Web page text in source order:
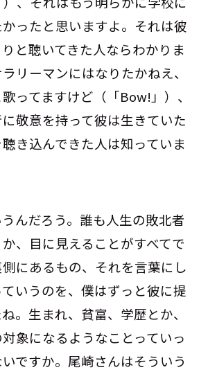
ったと思いますよ。それは彼
と聴いてきた人ならわかりま
リーマンにはなりたかねえ、
ってますけど（「Bow!」）、
敬意を持って彼は生きていた
き込んできた人は知っていま
んだろう。誰も人生の敗北者
、目に見えることがすべてで
にあるもの、それを言葉にし
いうのを、僕はずっと彼に提
。生まれ、貧富、学歴とか、
象になるようなことっていっ
ですか。尾崎さんはそういう